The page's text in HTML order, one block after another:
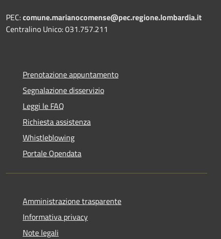
PEC:comune.marianocomense@pec.regione.lombardia.it
Centralino Unico: 031.757.211
Prenotazione appuntamento
Segnalazione disservizio
Leggi le FAQ
Richiesta assistenza
Whistleblowing
Portale Opendata
Amministrazione trasparente
Informativa privacy
Note legali